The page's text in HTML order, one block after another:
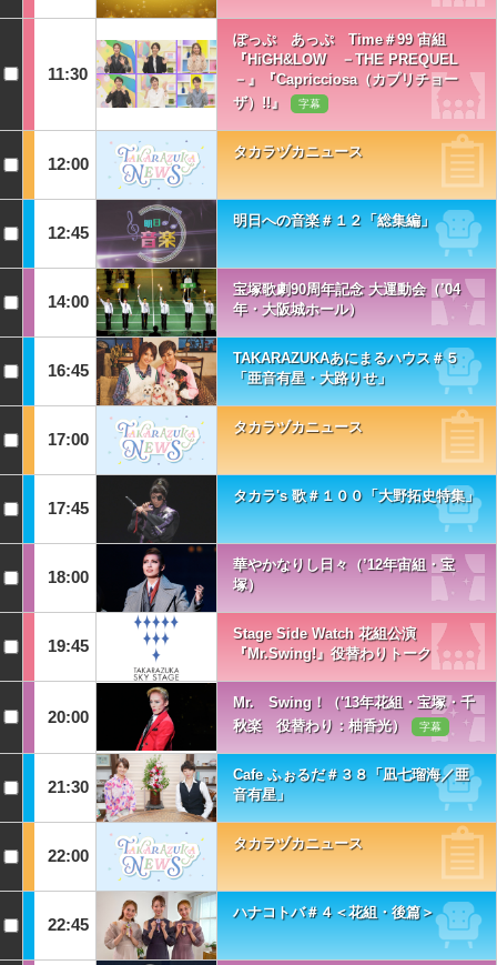
11:30
ぽっぷ あっぷ Time＃99 宙組
『HiGH&LOW －THE PREQUEL
－』『Capricciosa（カプリチョー
ザ）!!』
字幕
12:00
タカラヅカニュース
12:45
明日への音楽＃１２「総集編」
14:00
宝塚歌劇90周年記念 大運動会（’04
年・大阪城ホール）
16:45
TAKARAZUKAあにまるハウス＃５
「亜音有星・大路りせ」
17:00
タカラヅカニュース
17:45
タカラ's 歌＃１００「大野拓史特集」
18:00
華やかなりし日々（’12年宙組・宝
塚）
19:45
Stage Side Watch 花組公演
『Mr.Swing!』役替わりトーク
20:00
Mr. Swing！（'13年花組・宝塚・千
秋楽 役替わり：柚香光）
字幕
21:30
Cafe ふぉるだ＃３８「凪七瑠海／亜
音有星」
22:00
タカラヅカニュース
22:45
ハナコトバ＃４＜花組・後篇＞